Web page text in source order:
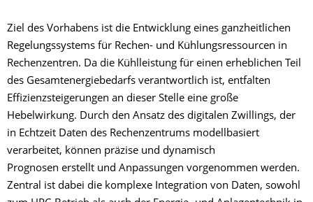
Ziel des Vorhabens ist die Entwicklung eines ganzheitlichen
Regelungssystems für Rechen- und Kühlungsressourcen in
Rechenzentren. Da die Kühlleistung für einen erheblichen Teil
des Gesamtenergiebedarfs verantwortlich ist, entfalten
Effizienzsteigerungen an dieser Stelle eine große
Hebelwirkung. Durch den Ansatz des digitalen Zwillings, der
in Echtzeit Daten des Rechenzentrums modellbasiert
verarbeitet, können präzise und dynamisch
Prognosen erstellt und Anpassungen vorgenommen werden.
Zentral ist dabei die komplexe Integration von Daten, sowohl